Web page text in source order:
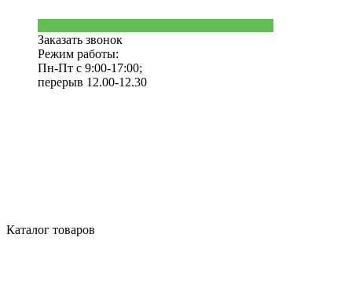
Заказать звонок
Режим работы:
Пн-Пт с 9:00-17:00;
перерыв 12.00-12.30
Каталог товаров